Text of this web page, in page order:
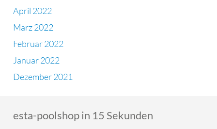
April 2022
März 2022
Februar 2022
Januar 2022
Dezember 2021
esta-poolshop in 15 Sekunden